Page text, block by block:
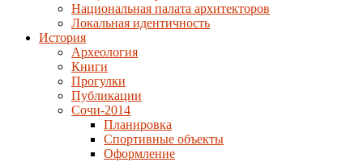
Национальная палата архитекторов
Локальная идентичность
История
Археология
Книги
Прогулки
Публикации
Сочи-2014
Планировка
Спортивные объекты
Оформление